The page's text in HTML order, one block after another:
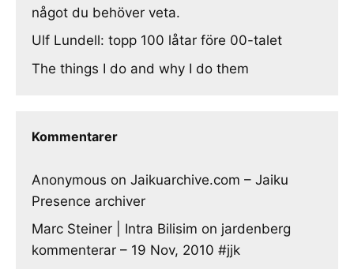
något du behöver veta.
Ulf Lundell: topp 100 låtar före 00-talet
The things I do and why I do them
Kommentarer
Anonymous on Jaikuarchive.com – Jaiku
Presence archiver
Marc Steiner | Intra Bilisim on jardenberg
kommenterar – 19 Nov, 2010 #jjk